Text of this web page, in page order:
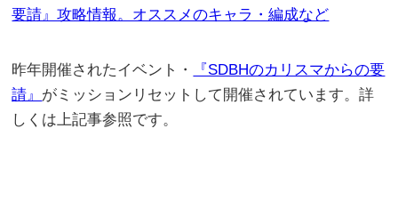
要請』攻略情報。オススメのキャラ・編成など
昨年開催されたイベント・
『SDBHのカリスマからの要
請』 がミッションリセットして開催されています。詳
しくは上記事参照です。